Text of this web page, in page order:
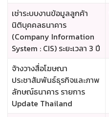
เช่าระบบงานข้อมูลลูกค้า
นิติบุคคลธนาคาร
(Company Information
System : CIS) ระยะเวลา 3 ปี
จ้างวางสื่อโฆษณา
ประชาสัมพันธ์ธุรกิจและภาพ
ลักษณ์ธนาคาร รายการ
Update Thailand